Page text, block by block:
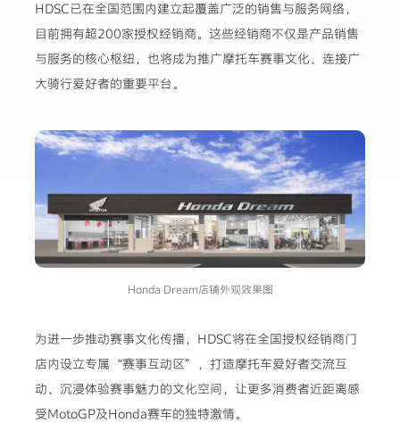
HDSC已在全国范围内建立起覆盖广泛的销售与服务网络，
目前拥有超200家授权经销商。这些经销商不仅是产品销售
与服务的核心枢纽，也将成为推广摩托车赛事文化、连接广
大骑行爱好者的重要平台。
Honda Dream店铺外观效果图
为进一步推动赛事文化传播，HDSC将在全国授权经销商门
店内设立专属“赛事互动区”，打造摩托车爱好者交流互
动、沉浸体验赛事魅力的文化空间，让更多消费者近距离感
受MotoGP及Honda赛车的独特激情。